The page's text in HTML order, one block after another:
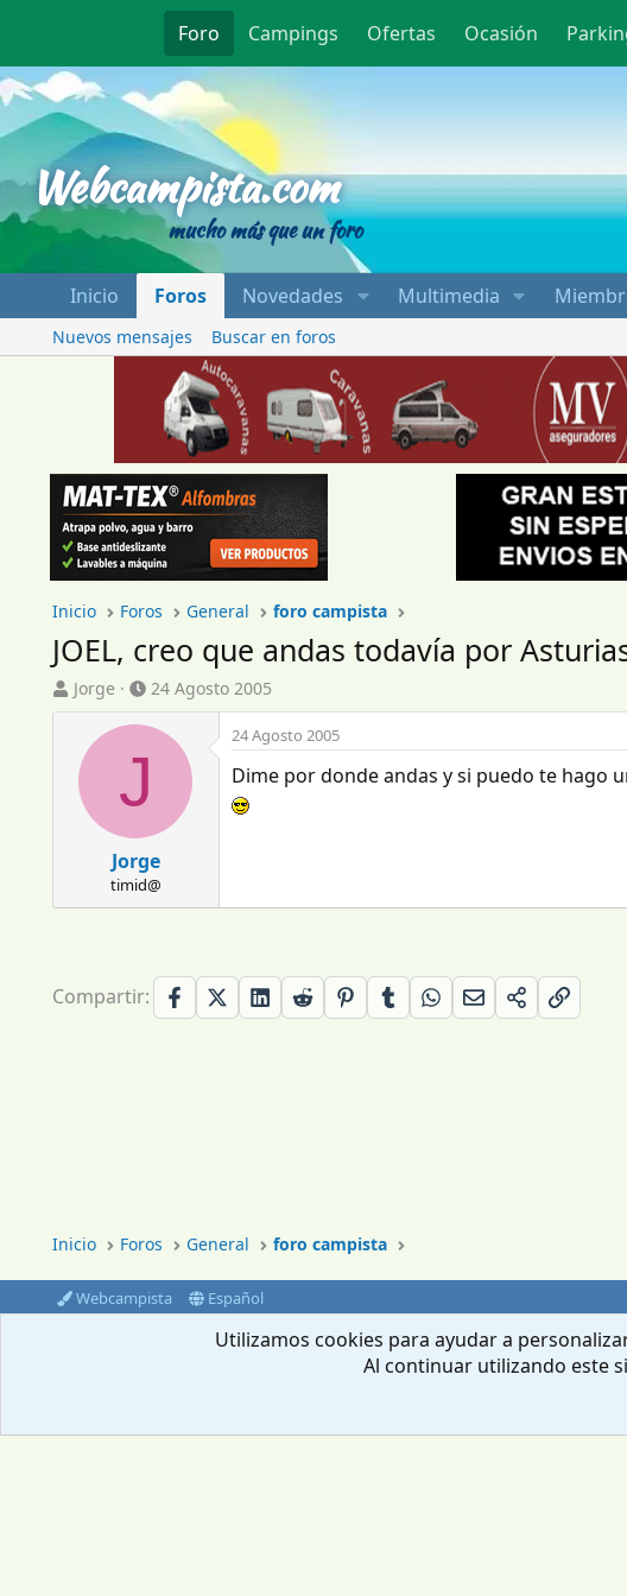
Foro Campings Ofertas Ocasión
Webcampista.com
mucho más que un foro
Inicio Foros Novedades Multimedia
Nuevos mensajes Buscar en foros
Inicio Foros General foro campista
JOEL, creo que andas todavía por
I
n
a
e
m
Jorge
F
e
c
i
n
i
c
24 Agosto 2005
J
Jorge
timid@
24 Agosto 2005
Dime por donde andas y si puedo te hago
Compartir:
Inicio Foros General foro campista
Webcampista Español
Community platform by XenForo © 2010-2024 XenForo Ltd.
Utilizamos cookies para ayudar a
Al continuar utilizando este